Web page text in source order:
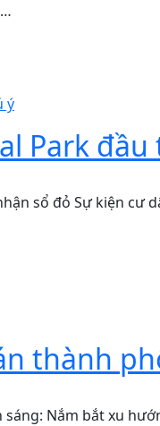
ý
Park
sổ đỏ Sự kiện
thành
Nắm bắt xu